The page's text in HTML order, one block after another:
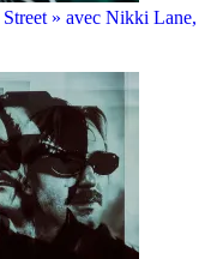
» avec Nikki Lane,